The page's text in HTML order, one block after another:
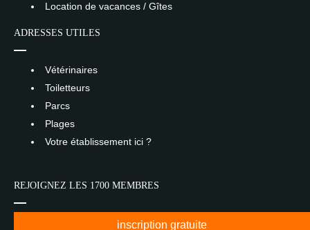
Location de vacances / Gîtes
ADRESSES UTILES
Vétérinaires
Toiletteurs
Parcs
Plages
Votre établissement ici ?
REJOIGNEZ LES 1700 MEMBRES
inscription gratuite